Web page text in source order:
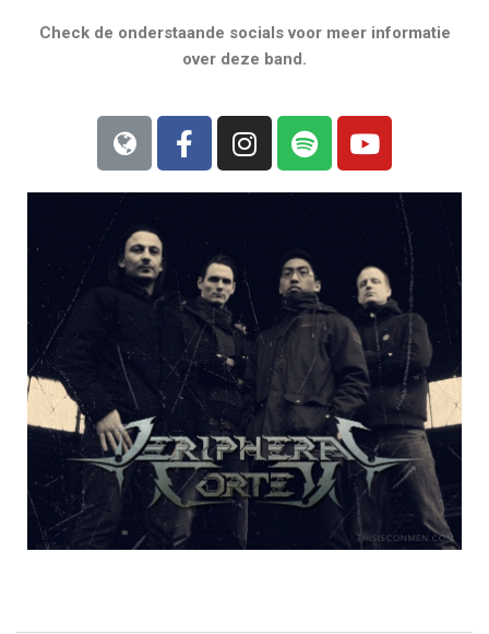
Check de onderstaande socials voor meer informatie
over deze band.